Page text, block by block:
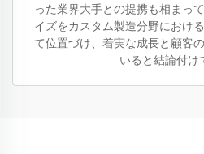
った業界大手との提携も相まっ
イズをカスタム製造分野におけ
て位置づけ、着実な成長と顧客
いると結論付け